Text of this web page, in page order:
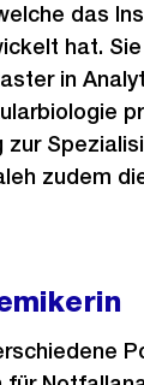
das
hat.
in
zudem